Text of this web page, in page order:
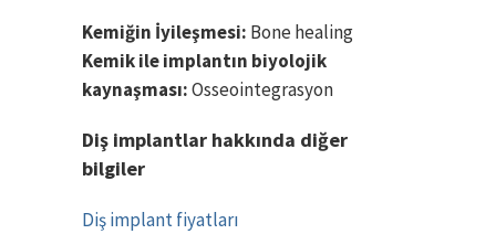
Kemiğin İyileşmesi: Bone healing
Kemik ile implantın biyolojik
kaynaşması:Osseointegrasyon
Diş implantlar hakkında diğer
bilgiler
Diş implant fiyatları